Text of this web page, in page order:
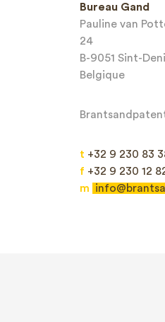
Bureau Gand
Pauline van
24
B-9051 Sint-
Belgique
t +32 9 230 83
f +32 9 230 12
m